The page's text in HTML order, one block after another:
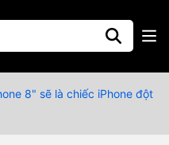
8" sẽ là chiếc iPhone đột